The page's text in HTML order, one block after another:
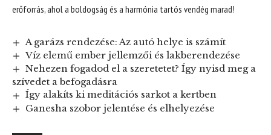
erőforrás, ahol a boldogság és a harmónia tartós vendég marad!
A garázs rendezése: Az autó helye is számít
Víz elemű ember jellemzői és lakberendezése
Nehezen fogadod el a szeretetet? Így nyisd meg a
szívedet a befogadásra
Így alakíts ki meditációs sarkot a kertben
Ganesha szobor jelentése és elhelyezése